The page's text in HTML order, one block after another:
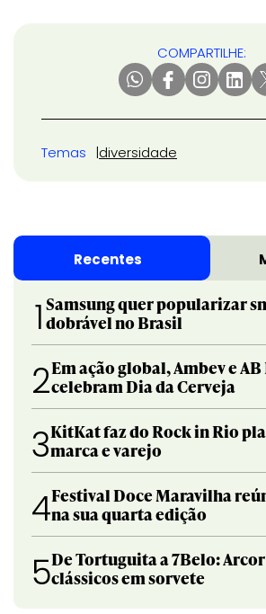
COMPARTILHE:
Temas diversidade
Recentes
1 Samsung quer popularizar
dobrável no Brasil
2Em ação global, Ambev e
celebram Dia da Cerveja
3KitKat faz do Rock in Rio
marca e varejo
4Festival Doce Maravilha
na sua quarta edição
5De Tortuguita a 7Belo:
clássicos em sorvete